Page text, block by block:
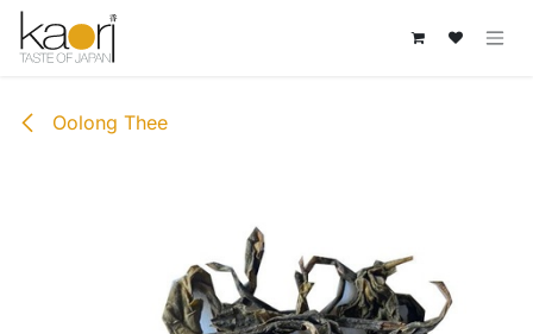
Overslaan naar inhoud
Oolong Thee